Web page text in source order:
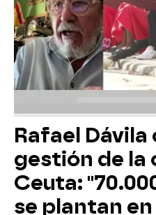
Rafael
gestión de la
Ceuta:
se plantan